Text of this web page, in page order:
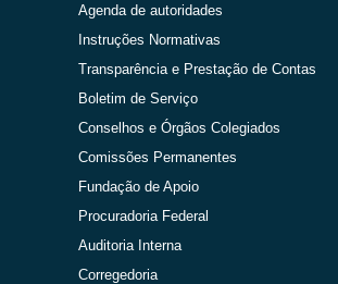
Agenda de autoridades
Instruções Normativas
Transparência e Prestação de Contas
Boletim de Serviço
Conselhos e Órgãos Colegiados
Comissões Permanentes
Fundação de Apoio
Procuradoria Federal
Auditoria Interna
Corregedoria